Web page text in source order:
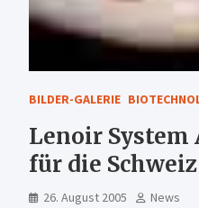
BILDER-GALERIE
Lenoir
für die Schweiz
26. August 2005 News